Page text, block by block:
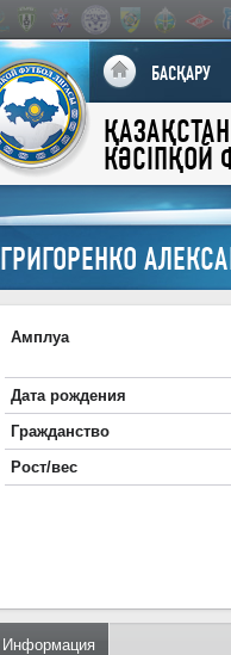
БАСҚАРУ
ҚАЗАҚСТАН
КӘСІПҚОЙ
ГРИГОРЕНКО
Амплуа
Дата рождения
Гражданство
Рост/вес
Информация